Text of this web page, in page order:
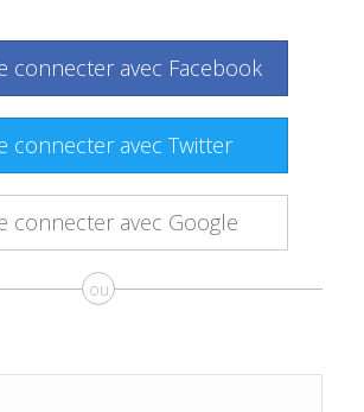
connecter avec Facebook
connecter avec Twitter
connecter avec Google
ou